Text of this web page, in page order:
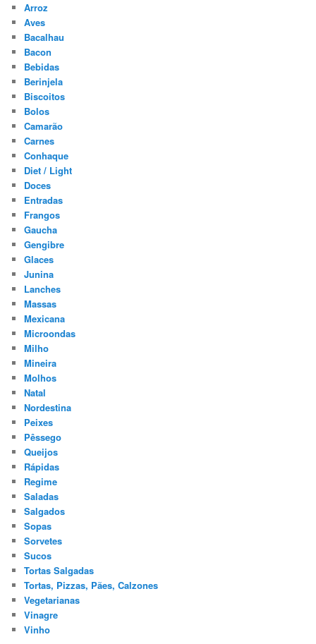
Arroz
Aves
Bacalhau
Bacon
Bebidas
Berinjela
Biscoitos
Bolos
Camarão
Carnes
Conhaque
Diet / Light
Doces
Entradas
Frangos
Gaucha
Gengibre
Glaces
Junina
Lanches
Massas
Mexicana
Microondas
Milho
Mineira
Molhos
Natal
Nordestina
Peixes
Pêssego
Queijos
Rápidas
Regime
Saladas
Salgados
Sopas
Sorvetes
Sucos
Tortas Salgadas
Tortas, Pizzas, Pães, Calzones
Vegetarianas
Vinagre
Vinho